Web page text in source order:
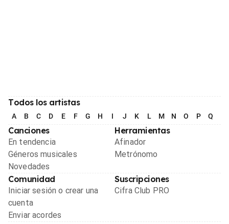
Todos los artistas
A B C D E F G H I J K L M N O P Q
Canciones
En tendencia
Géneros musicales
Novedades
Herramientas
Afinador
Metrónomo
Comunidad
Iniciar sesión o crear una
cuenta
Enviar acordes
Suscripciones
Cifra Club PRO